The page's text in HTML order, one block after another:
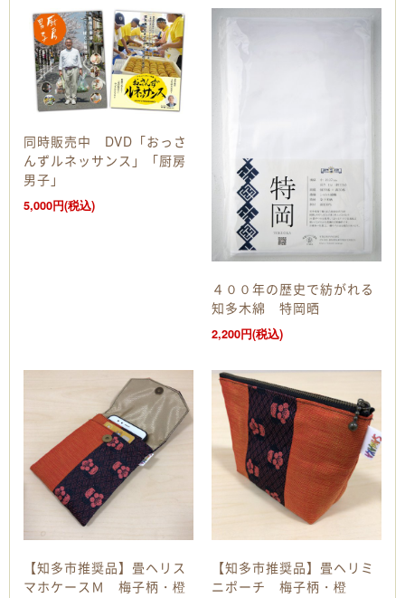
同時販売中 DVD「おっさ
んずルネッサンス」「厨房
男子」
5,000円(税込)
４００年の歴史で紡がれる
知多木綿 特岡晒
2,200円(税込)
【知多市推奨品】畳ヘリス
マホケースＭ 梅子柄・橙
【知多市推奨品】畳ヘリミ
ニポーチ 梅子柄・橙